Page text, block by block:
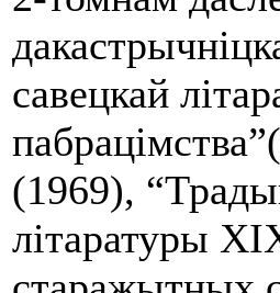
савецкай
(1969),
літаратуры